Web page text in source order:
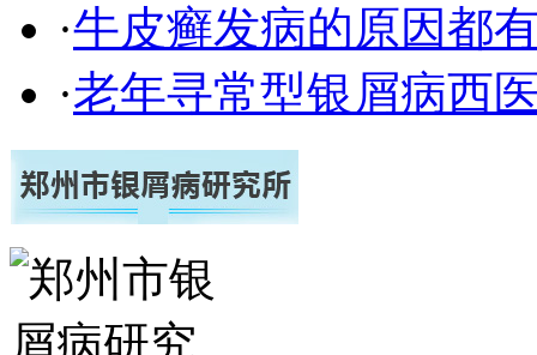
·牛皮癣发病的原因都
·老年寻常型银屑病西